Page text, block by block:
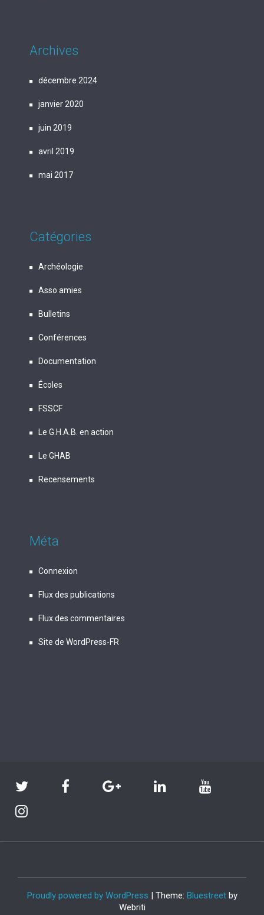
Archives
décembre 2024
janvier 2020
juin 2019
avril 2019
mai 2017
Catégories
Archéologie
Asso amies
Bulletins
Conférences
Documentation
Écoles
FSSCF
Le G.H.A.B. en action
Le GHAB
Recensements
Méta
Connexion
Flux des publications
Flux des commentaires
Site de WordPress-FR
Proudly powered by WordPress | Theme: Bluestreetby
Webriti